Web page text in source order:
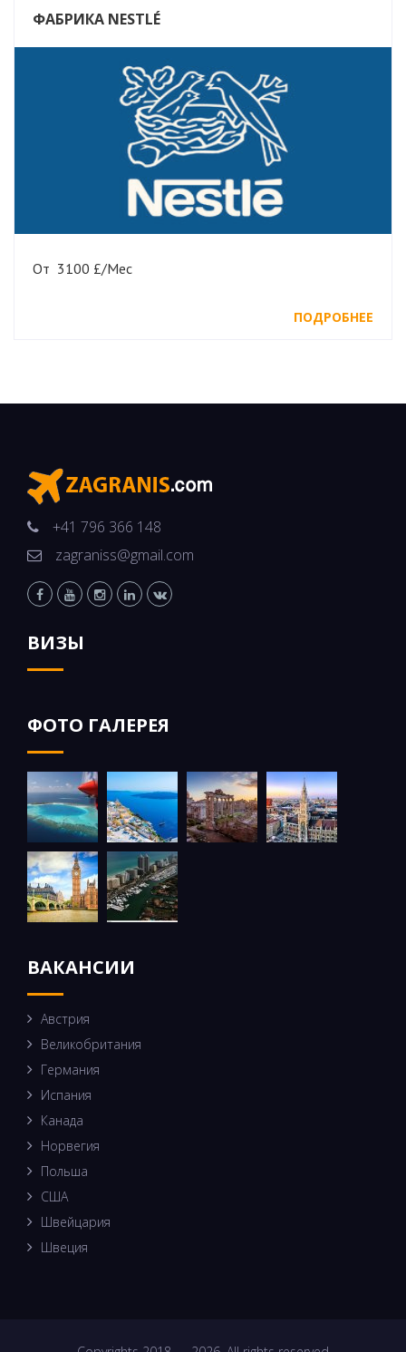
ФАБРИКА NESTLÉ
От 3100 £/Мес
ПОДРОБНЕЕ
+41 796 366 148
zagraniss@gmail.com
ВИЗЫ
ФОТО ГАЛЕРЕЯ
ВАКАНСИИ
Австрия
Великобритания
Германия
Испания
Канада
Норвегия
Польша
США
Швейцария
Швеция